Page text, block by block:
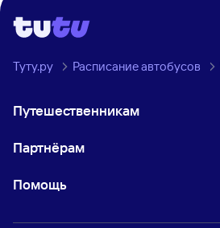
Туту.ру Расписание автобусов
Путешественникам
Партнёрам
Помощь